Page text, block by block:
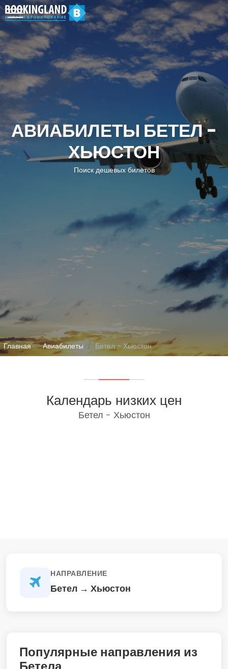
АВИАБИЛЕТЫ БЕТЕЛ -
ХЬЮСТОН
Поиск дешевых билетов
Главная Авиабилеты Бетел - Хьюстон
Календарь низких цен
Бетел - Хьюстон
НАПРАВЛЕНИЕ
Бетел → Хьюстон
Популярные направления из